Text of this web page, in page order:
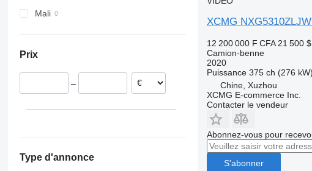
Terberg
Mali
Prix
–
Type d'annonce
XCMG
12 200 000 F CFA 21 500
Camion-benne
2020
Puissance 375 ch (276 kW)
Chine, Xuzhou
XCMG E-commerce Inc.
Contacter le vendeur
Abonnez-vous pour
S'abonner